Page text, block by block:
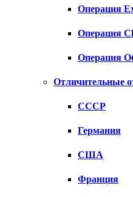
Операция
Операция
Операция
Отличительные
СССР
Германия
США
Франция